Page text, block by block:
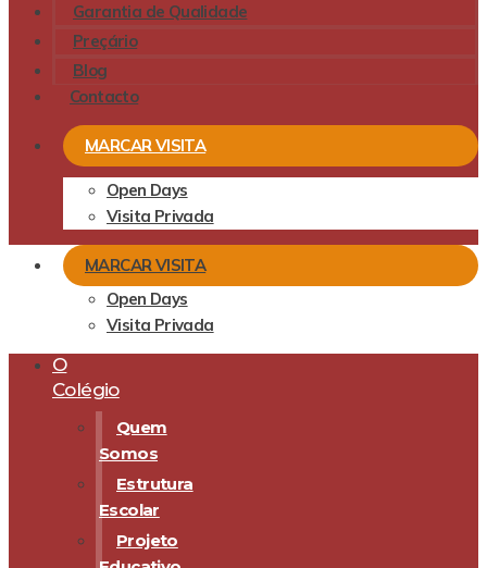
Garantia de Qualidade
Preçário
Blog
Contacto
MARCAR VISITA
Open Days
Visita Privada
MARCAR VISITA
Open Days
Visita Privada
O
Colégio
Quem
Somos
Estrutura
Escolar
Projeto